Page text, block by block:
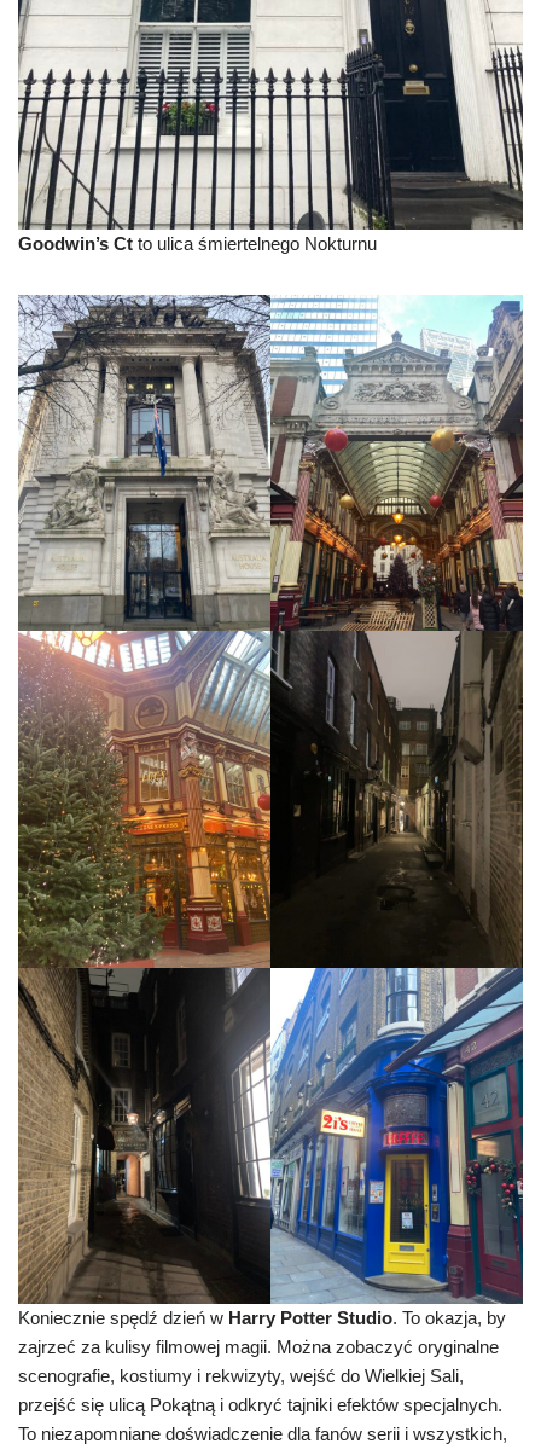
Goodwin’s Ct to ulica śmiertelnego Nokturnu
Koniecznie spędź dzień w Harry Potter Studio. To okazja, by
zajrzeć za kulisy filmowej magii. Można zobaczyć oryginalne
scenografie, kostiumy i rekwizyty, wejść do Wielkiej Sali,
przejść się ulicą Pokątną i odkryć tajniki efektów specjalnych.
To niezapomniane doświadczenie dla fanów serii i wszystkich,